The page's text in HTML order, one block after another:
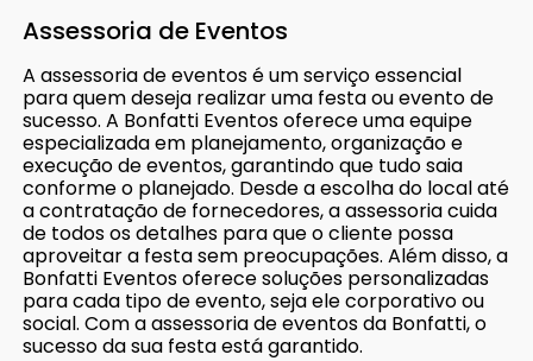
Assessoria de Eventos
A assessoria de eventos é um serviço essencial
para quem deseja realizar uma festa ou evento de
sucesso. A Bonfatti Eventos oferece uma equipe
especializada em planejamento, organização e
execução de eventos, garantindo que tudo saia
conforme o planejado. Desde a escolha do local até
a contratação de fornecedores, a assessoria cuida
de todos os detalhes para que o cliente possa
aproveitar a festa sem preocupações. Além disso, a
Bonfatti Eventos oferece soluções personalizadas
para cada tipo de evento, seja ele corporativo ou
social. Com a assessoria de eventos da Bonfatti, o
sucesso da sua festa está garantido.